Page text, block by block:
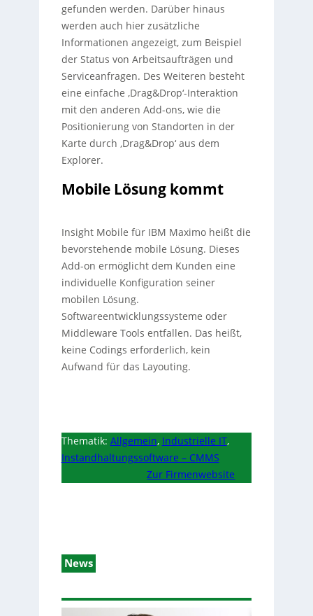
gefunden werden. Darüber hinaus
werden auch hier zusätzliche
Informationen angezeigt, zum Beispiel
der Status von Arbeitsaufträgen und
Serviceanfragen. Des Weiteren besteht
eine einfache ‚Drag&Drop‘-Interaktion
mit den anderen Add-ons, wie die
Positionierung von Standorten in der
Karte durch ‚Drag&Drop‘ aus dem
Explorer.
Mobile Lösung kommt
Insight Mobile für IBM Maximo heißt die
bevorstehende mobile Lösung. Dieses
Add-on ermöglicht dem Kunden eine
individuelle Konfiguration seiner
mobilen Lösung.
Softwareentwicklungssysteme oder
Middleware Tools entfallen. Das heißt,
keine Codings erforderlich, kein
Aufwand für das Layouting.
Thematik: Allgemein, Industrielle IT,
Instandhaltungssoftware – CMMS
Zur Firmenwebsite
News